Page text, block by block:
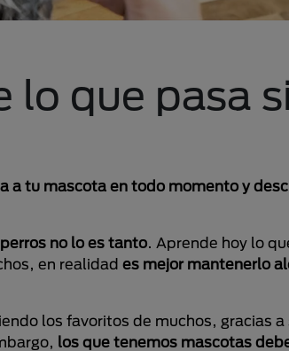
lo que pasa
a tu mascota en todo momento y
no lo es tanto. Aprende hoy lo
en realidad es mejor mantenerlo
los favoritos de muchos, gracias
los que tenemos mascotas